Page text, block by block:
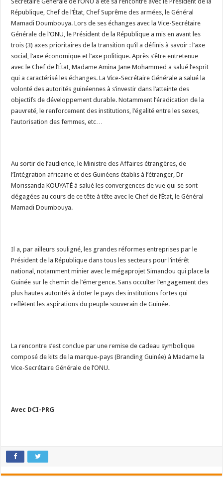
République, Chef de l’État, Chef Suprême des armées, le Général
Mamadi Doumbouya. Lors de ses échanges avec la Vice-Secrétaire
Générale de l’ONU, le Président de la République a mis en avant les
trois (3) axes prioritaires de la transition qu’il a définis à savoir : l’axe
social, l’axe économique et l’axe politique. Après s’être entretenue
avec le Chef de l’État, Madame Amina Jane Mohammed a salué l’esprit
qui a caractérisé les échanges. La Vice-Secrétaire Générale a salué la
volonté des autorités guinéennes à s’investir dans l’atteinte des
objectifs de développement durable. Notamment l’éradication de la
pauvreté, le renforcement des institutions, l’égalité entre les sexes,
l’autorisation des femmes, etc…
Au sortir de l’audience, le Ministre des Affaires étrangères, de
l’Intégration africaine et des Guinéens établis à l’étranger, Dr
Morissanda KOUYATÉ à salué les convergences de vue qui se sont
dégagées au cours de ce tête à tête avec le Chef de l’État, le Général
Mamadi Doumbouya.
Il a, par ailleurs souligné, les grandes réformes entreprises par le
Président de la République dans tous les secteurs pour l’intérêt
national, notamment minier avec le mégaprojet Simandou qui place la
Guinée sur le chemin de l’émergence. Sans occulter l’engagement des
plus hautes autorités à doter le pays des institutions fortes qui
reflètent les aspirations du peuple souverain de Guinée.
La rencontre s’est conclue par une remise de cadeau symbolique
composé de kits de la marque-pays (Branding Guinée) à Madame la
Vice-Secrétaire Générale de l’ONU.
Avec DCI-PRG